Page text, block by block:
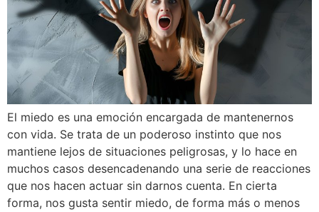
El miedo es una emoción encargada de mantenernos
con vida. Se trata de un poderoso instinto que nos
mantiene lejos de situaciones peligrosas, y lo hace en
muchos casos desencadenando una serie de reacciones
que nos hacen actuar sin darnos cuenta. En cierta
forma, nos gusta sentir miedo, de forma más o menos